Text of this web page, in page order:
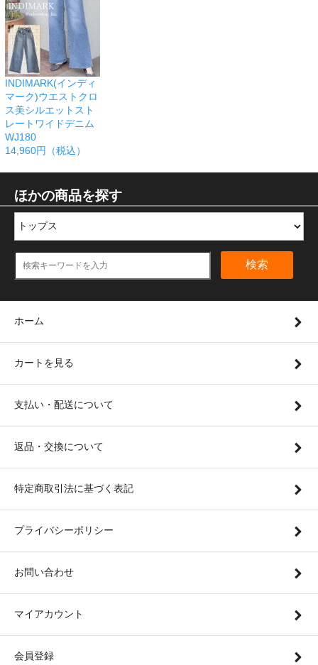
INDIMARK(インディ
マーク)ウエストクロ
ス美シルエットスト
レートワイドデニム
WJ180
14,960円（税込）
ほかの商品を探す
検索
ホーム
カートを見る
支払い・配送について
返品・交換について
特定商取引法に基づく表記
プライバシーポリシー
お問い合わせ
マイアカウント
会員登録